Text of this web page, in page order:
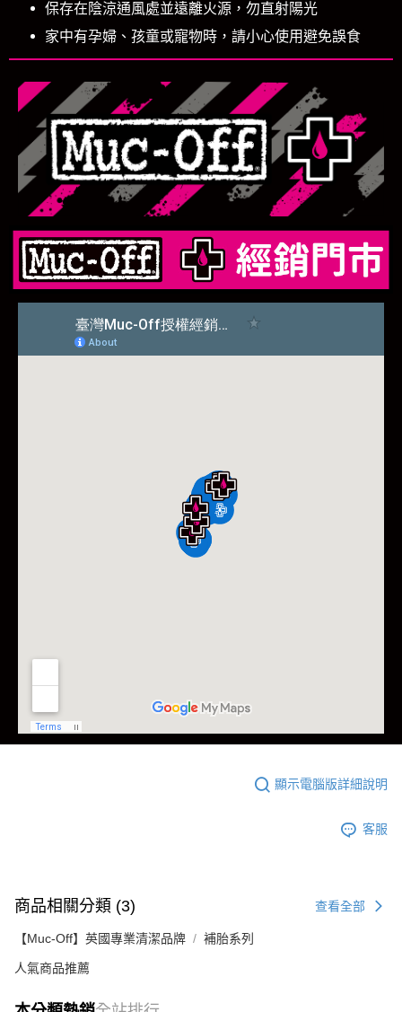
保存在陰涼通風處並遠離火源，勿直射陽光
家中有孕婦、孩童或寵物時，請小心使用避免誤食
顯示電腦版詳細說明
客服
商品相關分類 (3) 查看全部
【Muc-Off】英國專業清潔品牌 補胎系列
人氣商品推薦